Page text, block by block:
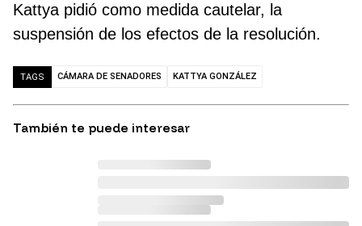
Kattya pidió como medida cautelar, la
suspensión de los efectos de la resolución.
TAGS CÁMARA DE SENADORES KATTYA GONZÁLEZ
También te puede interesar